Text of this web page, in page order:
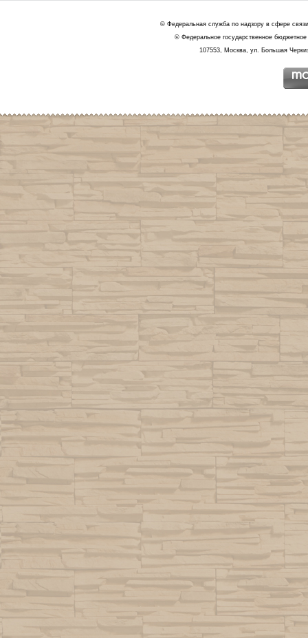
© Федеральная служба по надзору в сфере
© Федеральное государственное
107553, Москва, ул. Большая